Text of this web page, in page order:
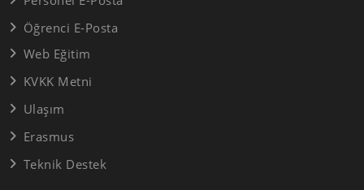
Öğrenci E-Posta
Web Eğitim
KVKK Metni
Ulaşım
Erasmus
Teknik Destek